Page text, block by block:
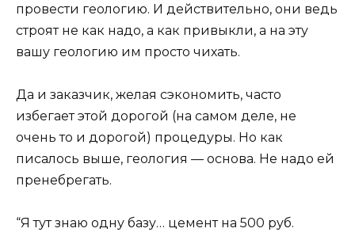
провести геологию. И действительно, они ведь
строят не как надо, а как привыкли, а на эту
вашу геологию им просто чихать.
Да и заказчик, желая сэкономить, часто
избегает этой дорогой (на самом деле, не
очень то и дорогой) процедуры. Но как
писалось выше, геология — основа. Не надо ей
пренебрегать.
“Я тут знаю одну базу… цемент на 500 руб.